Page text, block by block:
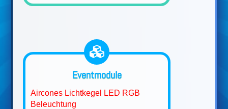
Eventmodule
Aircones Lichtkegel LED RGB
Beleuchtung